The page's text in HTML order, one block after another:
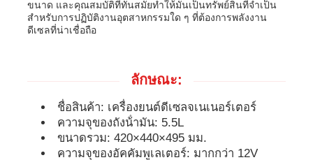
ข่าว
ชุดเครื่องกำเนิดไฟฟ้าดีเซล
ขนาด และคุณสมบัติที่ทันสมัยทําให้มันเป็นทรัพย์สินที่จําเป็น
สําหรับการปฏิบัติงานอุตสาหกรรมใด ๆ ที่ต้องการพลังงาน
ดีเซลที่น่าเชื่อถือ
ลักษณะ:
ชื่อสินค้า: เครื่องยนต์ดีเซลจเนเนอร์เตอร์
ความจุของถังน้ํามัน: 5.5L
ขนาดรวม: 420×440×495 มม.
ความจุของอัคคัมพูเลเตอร์: มากกว่า 12V